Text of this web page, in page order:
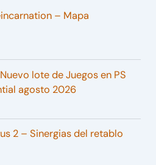
– Mapa
lote de Juegos en PS
agosto 2026
2 – Sinergias del retablo